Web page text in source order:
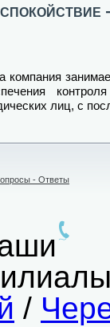
компания
лиц, с
- Ответы
/